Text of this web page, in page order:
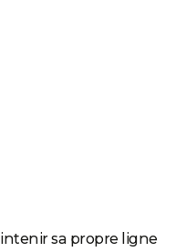
sa propre ligne